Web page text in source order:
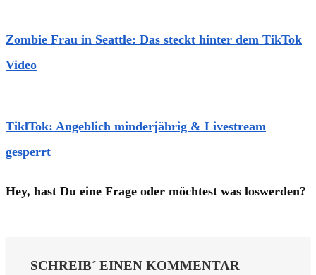
Zombie Frau in Seattle: Das steckt hinter dem TikTok
Video
TiklTok: Angeblich minderjährig & Livestream
gesperrt
Hey, hast Du eine Frage oder möchtest was loswerden?
SCHREIB´ EINEN KOMMENTAR